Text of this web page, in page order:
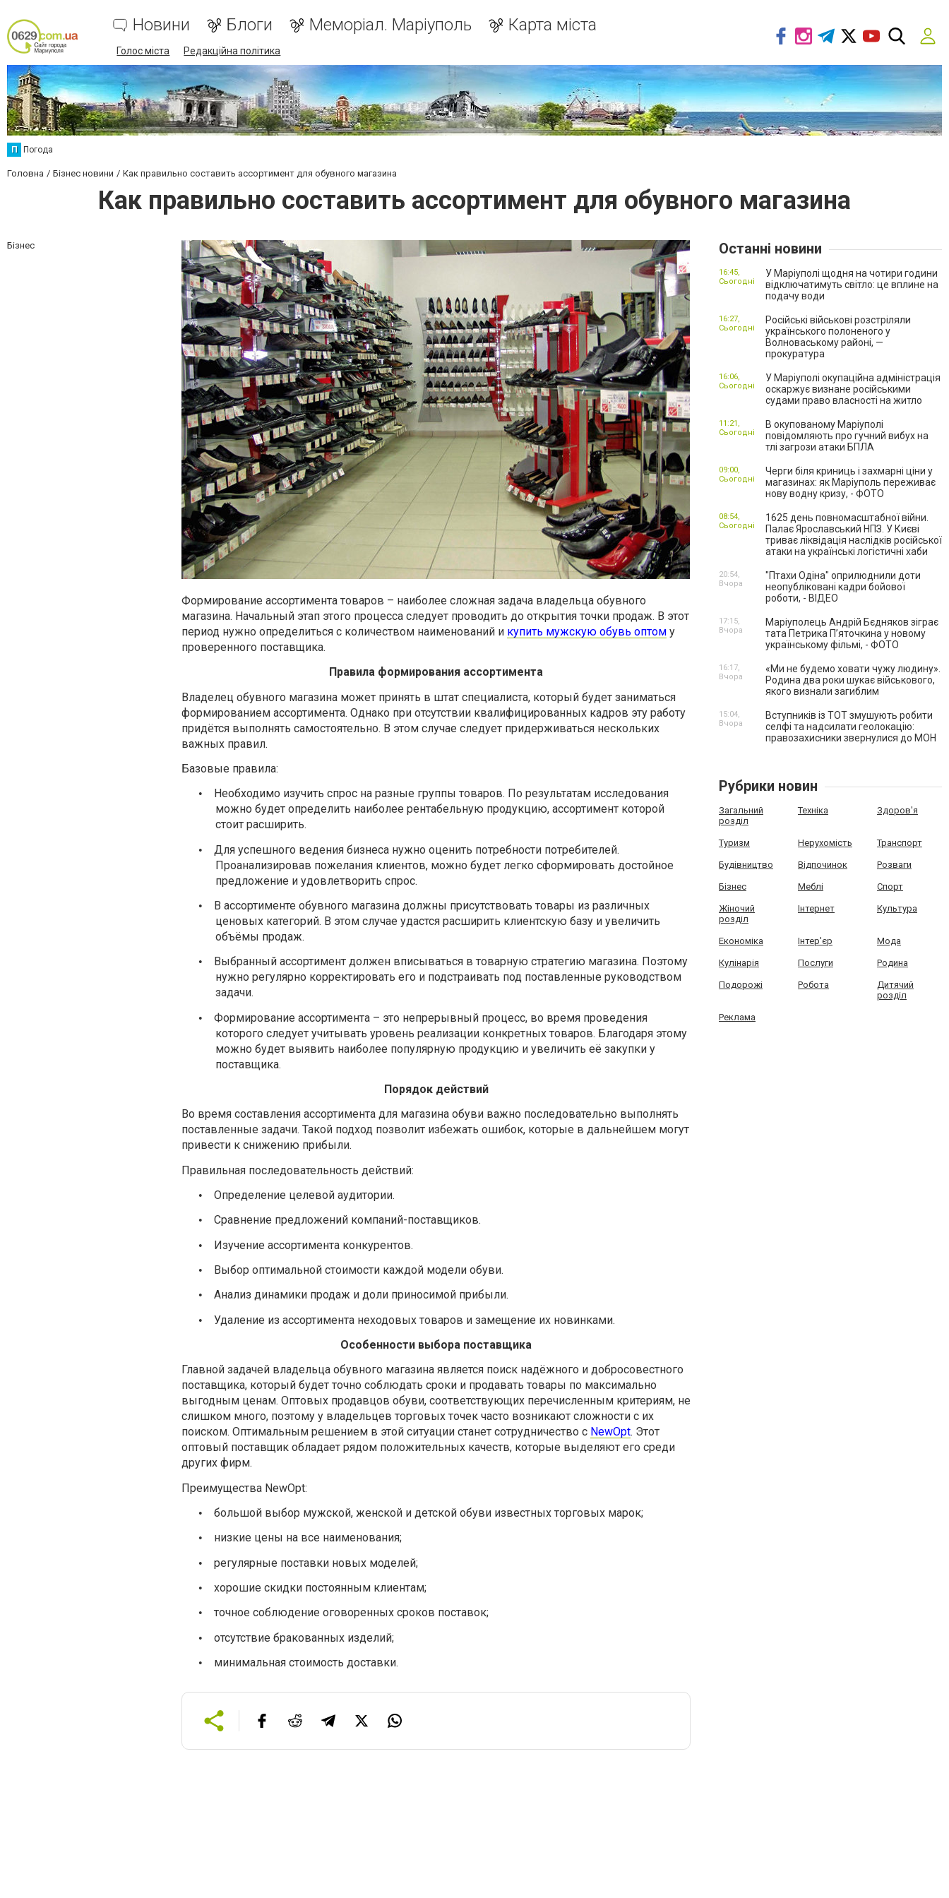
Новини Блоги Меморіал. Маріуполь Карта міста
Голос міста Редакційна політика
П Погода
Головна Бізнес новини Как правильно составить ассортимент для обувного магазина
Как правильно составить ассортимент для обувного магазина
Бізнес
Формирование ассортимента товаров – наиболее сложная задача владельца обувного
магазина. Начальный этап этого процесса следует проводить до открытия точки продаж. В этот
период нужно определиться с количеством наименований и купить мужскую обувь оптом у
проверенного поставщика.
Правила формирования ассортимента
Владелец обувного магазина может принять в штат специалиста, который будет заниматься
формированием ассортимента. Однако при отсутствии квалифицированных кадров эту работу
придётся выполнять самостоятельно. В этом случае следует придерживаться нескольких
важных правил.
Базовые правила:
•
Необходимо изучить спрос на разные группы товаров. По результатам исследования
можно будет определить наиболее рентабельную продукцию, ассортимент которой
стоит расширить.
•
Для успешного ведения бизнеса нужно оценить потребности потребителей.
Проанализировав пожелания клиентов, можно будет легко сформировать достойное
предложение и удовлетворить спрос.
•
В ассортименте обувного магазина должны присутствовать товары из различных
ценовых категорий. В этом случае удастся расширить клиентскую базу и увеличить
объёмы продаж.
•
Выбранный ассортимент должен вписываться в товарную стратегию магазина. Поэтому
нужно регулярно корректировать его и подстраивать под поставленные руководством
задачи.
•
Формирование ассортимента – это непрерывный процесс, во время проведения
которого следует учитывать уровень реализации конкретных товаров. Благодаря этому
можно будет выявить наиболее популярную продукцию и увеличить её закупки у
поставщика.
Порядок действий
Во время составления ассортимента для магазина обуви важно последовательно выполнять
поставленные задачи. Такой подход позволит избежать ошибок, которые в дальнейшем могут
привести к снижению прибыли.
Правильная последовательность действий:
• Определение целевой аудитории.
• Сравнение предложений компаний-поставщиков.
• Изучение ассортимента конкурентов.
• Выбор оптимальной стоимости каждой модели обуви.
• Анализ динамики продаж и доли приносимой прибыли.
•
Удаление из ассортимента неходовых товаров и замещение их новинками.
Особенности выбора поставщика
Главной задачей владельца обувного магазина является поиск надёжного и добросовестного
поставщика, который будет точно соблюдать сроки и продавать товары по максимально
выгодным ценам. Оптовых продавцов обуви, соответствующих перечисленным критериям, не
слишком много, поэтому у владельцев торговых точек часто возникают сложности с их
поиском. Оптимальным решением в этой ситуации станет сотрудничество с NewOpt. Этот
оптовый поставщик обладает рядом положительных качеств, которые выделяют его среди
других фирм.
Преимущества NewOpt:
• большой выбор мужской, женской и детской обуви известных торговых марок;
• низкие цены на все наименования;
• регулярные поставки новых моделей;
• хорошие скидки постоянным клиентам;
• точное соблюдение оговоренных сроков поставок;
• отсутствие бракованных изделий;
• минимальная стоимость доставки.
Останні новини
У Маріуполі щодня на чотири години
відключатимуть світло: це вплине на
подачу води
16:45,
Сьогодні
Російські військові розстріляли
українського полоненого у
Волноваському районі, —
прокуратура
16:27,
Сьогодні
У Маріуполі окупаційна адміністрація
оскаржує визнане російськими
судами право власності на житло
16:06,
Сьогодні
В окупованому Маріуполі
повідомляють про гучний вибух на
тлі загрози атаки БПЛА
11:21,
Сьогодні
Черги біля криниць і захмарні ціни у
магазинах: як Маріуполь переживає
нову водну кризу, - ФОТО
09:00,
Сьогодні
1625 день повномасштабної війни.
Палає Ярославський НПЗ. У Києві
триває ліквідація наслідків російської
атаки на українські логістичні хаби
08:54,
Сьогодні
"Птахи Одіна" оприлюднили доти
неопубліковані кадри бойової
роботи, - ВІДЕО
20:54,
Вчора
Маріуполець Андрій Бєдняков зіграє
тата Петрика П’яточкина у новому
українському фільмі, - ФОТО
17:15,
Вчора
«Ми не будемо ховати чужу людину».
Родина два роки шукає військового,
якого визнали загиблим
16:17,
Вчора
Вступників із ТОТ змушують робити
селфі та надсилати геолокацію:
правозахисники звернулися до МОН
15:04,
Вчора
Рубрики новин
Загальний
розділ
Техніка Здоров'я
Туризм Нерухомість Транспорт
Будівництво Відпочинок Розваги
Бізнес Меблі Спорт
Жіночий
розділ
Інтернет Культура
Економіка Інтер'єр Мода
Кулінарія Послуги Родина
Подорожі Робота
Дитячий
розділ
Реклама